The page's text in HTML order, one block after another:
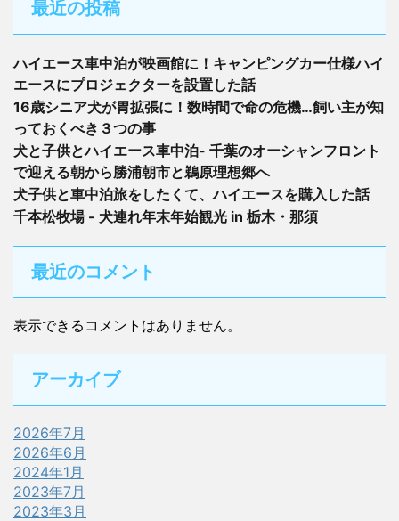
最近の投稿
ハイエース車中泊が映画館に！キャンピングカー仕様ハイ
エースにプロジェクターを設置した話
16歳シニア犬が胃拡張に！数時間で命の危機…飼い主が知
っておくべき３つの事
犬と子供とハイエース車中泊- 千葉のオーシャンフロント
で迎える朝から勝浦朝市と鵜原理想郷へ
犬子供と車中泊旅をしたくて、ハイエースを購入した話
千本松牧場 - 犬連れ年末年始観光 in 栃木・那須
最近のコメント
表示できるコメントはありません。
アーカイブ
2026年7月
2026年6月
2024年1月
2023年7月
2023年3月